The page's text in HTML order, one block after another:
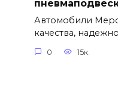
Автомобили
качества,
0 15к.